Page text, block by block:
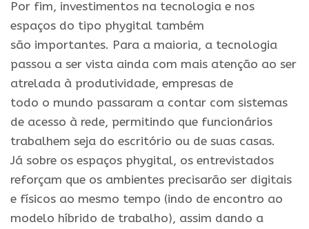
Por fim, investimentos na tecnologia e nos
espaços do tipo phygital também
são importantes. Para a maioria, a tecnologia
passou a ser vista ainda com mais atenção ao ser
atrelada à produtividade, empresas de
todo o mundo passaram a contar com sistemas
de acesso à rede, permitindo que funcionários
trabalhem seja do escritório ou de suas casas.
Já sobre os espaços phygital, os entrevistados
reforçam que os ambientes precisarão ser digitais
e físicos ao mesmo tempo (indo de encontro ao
modelo híbrido de trabalho), assim dando a